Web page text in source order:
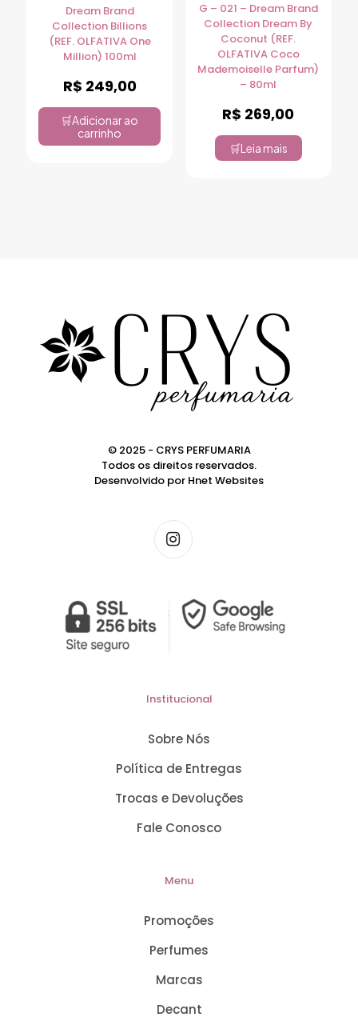
Dream Brand
Collection Billions
(REF. OLFATIVA One
Million) 100ml
R$ 249,00
Adicionar ao
carrinho
G – 021 – Dream Brand
Collection Dream By
Coconut (REF.
OLFATIVA Coco
Mademoiselle Parfum)
– 80ml
R$ 269,00
Leia mais
© 2025 - CRYS PERFUMARIA
Todos os direitos reservados.
Desenvolvido por Hnet Websites
Institucional
Sobre Nós
Política de Entregas
Trocas e Devoluções
Fale Conosco
Menu
Promoções
Perfumes
Marcas
Decant